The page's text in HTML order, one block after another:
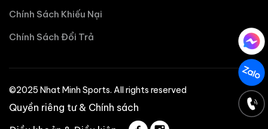
Chính Sách Khiếu Nại
Chính Sách Đổi Trả
©2025 Nhat Minh Sports. All rights reserved
Quyền riêng tư & Chính sách